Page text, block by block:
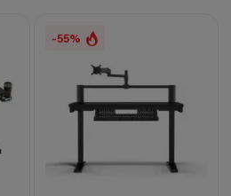
-55%